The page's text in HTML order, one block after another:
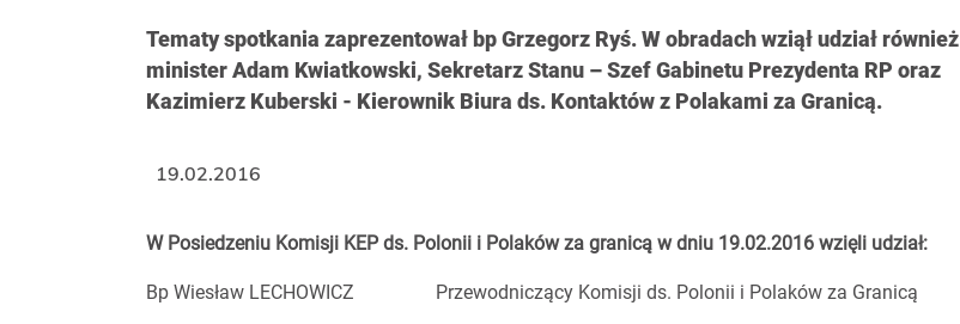
Tematy spotkania zaprezentował bp Grzegorz Ryś. W obradach wziął udział również
minister Adam Kwiatkowski, Sekretarz Stanu – Szef Gabinetu Prezydenta RP oraz
Kazimierz Kuberski - Kierownik Biura ds. Kontaktów z Polakami za Granicą.
W Posiedzeniu Komisji KEP ds. Polonii i Polaków za granicą w dniu 19.02.2016 wzięli udział:
Bp Wiesław LECHOWICZ Przewodniczący Komisji ds. Polonii i Polaków za Granicą
19.02.2016